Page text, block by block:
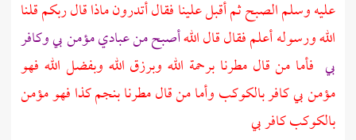
عليه وسلم الصبح ثم أقبل علينا فقال أتدرون ماذا قال ربكم قلنا
الله ورسوله أعلم فقال قال اللهأصبح من عبادي مؤمن بي وكافر
بي فأما من قال مطرنا برحمة الله وبرزق الله وبفضل الله فهو
مؤمن بي كافر بالكوكب وأما من قال مطرنا بنجم كذا فهو مؤمن
بالكوكب كافر بي